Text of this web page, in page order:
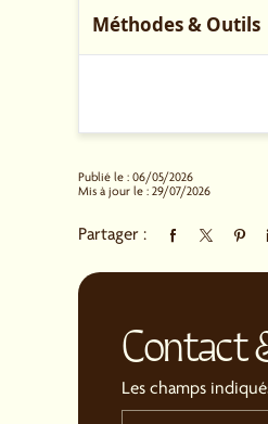
Méthodes & Outils
Publié le : 06/05/2026
Mis à jour le : 29/07/2026
Partager :
Contact
Les champs